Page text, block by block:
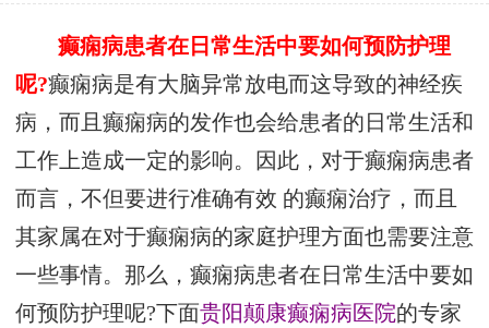
癫痫病患者在日常生活中要如何预防护理
呢?癫痫病是有大脑异常放电而这导致的神经疾
病，而且癫痫病的发作也会给患者的日常生活和
工作上造成一定的影响。因此，对于癫痫病患者
而言，不但要进行准确有效 的癫痫治疗，而且
其家属在对于癫痫病的家庭护理方面也需要注意
一些事情。那么，癫痫病患者在日常生活中要如
何预防护理呢?下面贵阳颠康癫痫病医院的专家